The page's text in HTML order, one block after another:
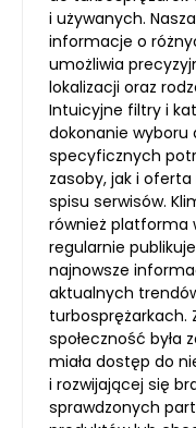
i używanych.
informacje o
umożliwia
lokalizacji oraz
Intuicyjne filtry i
dokonanie
specyficznych
zasoby, jak i
spisu serwisów.
również platforma
regularnie
najnowsze
aktualnych
turbosprężarkach.
społeczność była
miała dostęp do
i rozwijającej się
sprawdzonych